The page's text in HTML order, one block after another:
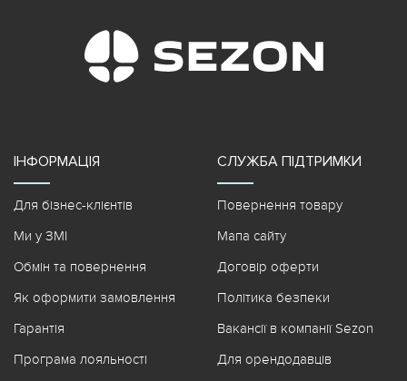
ІНФОРМАЦІЯ
Для бізнес-клієнтів
Ми у ЗМІ
Обмін та повернення
Як оформити замовлення
Гарантія
Програма лояльності
СЛУЖБА ПІДТРИМКИ
Повернення товару
Мапа сайту
Договір оферти
Політика безпеки
Вакансії в компанії Sezon
Для орендодавців